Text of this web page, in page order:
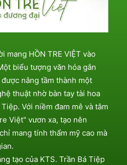
mang HỒN TRE VIỆT vào
biểu tượng văn hóa gắn
nâng tầm thành một
thuật nhờ bàn tay tài hoa
Với niềm đam mê và tâm
Việt" vươn xa, tạo nên
mang tính thẩm mỹ cao mà
tạo của KTS. Trần Bá Tiệp